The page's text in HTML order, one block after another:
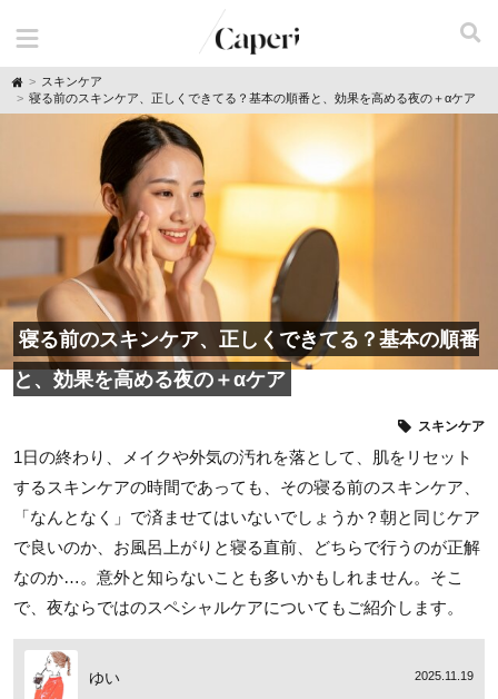
H
o
m
スキンケア
寝る前のスキンケア、正しくできてる？基本の順番と、効果を高める夜の＋αケア
寝る前のスキンケア、正しくできてる？基本の順番
と、効果を高める夜の＋αケア
スキンケア
1日の終わり、メイクや外気の汚れを落として、肌をリセット
するスキンケアの時間であっても、その寝る前のスキンケア、
「なんとなく」で済ませてはいないでしょうか？朝と同じケア
で良いのか、お風呂上がりと寝る直前、どちらで行うのが正解
なのか…。意外と知らないことも多いかもしれません。そこ
で、夜ならではのスペシャルケアについてもご紹介します。
ゆい 2025.11.19